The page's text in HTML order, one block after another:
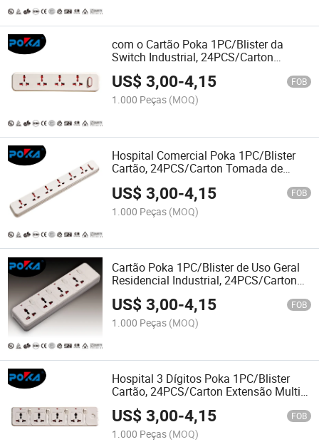
com o Cartão Poka 1PC/Blister da
Switch Industrial, 24PCS/Carton
Plugues de Extensão de Cabo de
Energia
US$3,00-4,15 FOB
1.000 Peças (MOQ)
Hospital Comercial Poka 1PC/Blister
Cartão, 24PCS/Carton Tomada de
US$3,00-4,15 FOB
1.000 Peças (MOQ)
Cartão Poka 1PC/Blister de Uso Geral
Residencial Industrial, 24PCS/Carton
Plugue de Extensão com Interruptor
US$3,00-4,15 FOB
1.000 Peças (MOQ)
Hospital 3 Dígitos Poka 1PC/Blister
Cartão, 24PCS/Carton Extensão Multi
Tomada de Energia
US$3,00-4,15 FOB
1.000 Peças (MOQ)